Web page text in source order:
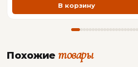
соблюдения инструкции по
Толщина стали 0,5/0,5 мм
В корзину
Похожие товары